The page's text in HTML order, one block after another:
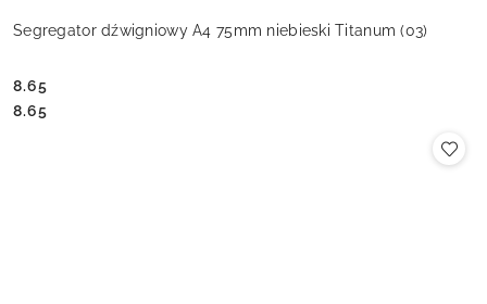
Segregator dźwigniowy A4 75mm niebieski Titanum (03)
Cena:
8.65
Cena:
8.65